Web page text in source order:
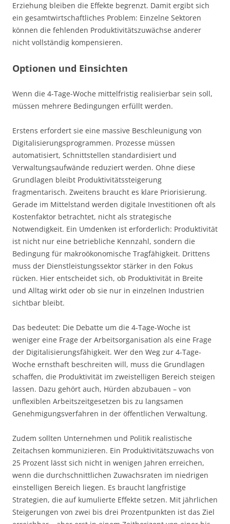
Erziehung bleiben die Effekte begrenzt. Damit ergibt sich
ein gesamtwirtschaftliches Problem: Einzelne Sektoren
können die fehlenden Produktivitätszuwächse anderer
nicht vollständig kompensieren.
Optionen und Einsichten
Wenn die 4-Tage-Woche mittelfristig realisierbar sein soll,
müssen mehrere Bedingungen erfüllt werden.
Erstens erfordert sie eine massive Beschleunigung von
Digitalisierungsprogrammen. Prozesse müssen
automatisiert, Schnittstellen standardisiert und
Verwaltungsaufwände reduziert werden. Ohne diese
Grundlagen bleibt Produktivitätssteigerung
fragmentarisch. Zweitens braucht es klare Priorisierung.
Gerade im Mittelstand werden digitale Investitionen oft als
Kostenfaktor betrachtet, nicht als strategische
Notwendigkeit. Ein Umdenken ist erforderlich: Produktivität
ist nicht nur eine betriebliche Kennzahl, sondern die
Bedingung für makroökonomische Tragfähigkeit. Drittens
muss der Dienstleistungssektor stärker in den Fokus
rücken. Hier entscheidet sich, ob Produktivität in Breite
und Alltag wirkt oder ob sie nur in einzelnen Industrien
sichtbar bleibt.
Das bedeutet: Die Debatte um die 4-Tage-Woche ist
weniger eine Frage der Arbeitsorganisation als eine Frage
der Digitalisierungsfähigkeit. Wer den Weg zur 4-Tage-
Woche ernsthaft beschreiten will, muss die Grundlagen
schaffen, die Produktivität im zweistelligen Bereich steigen
lassen. Dazu gehört auch, Hürden abzubauen – von
unflexiblen Arbeitszeitgesetzen bis zu langsamen
Genehmigungsverfahren in der öffentlichen Verwaltung.
Zudem sollten Unternehmen und Politik realistische
Zeitachsen kommunizieren. Ein Produktivitätszuwachs von
25 Prozent lässt sich nicht in wenigen Jahren erreichen,
wenn die durchschnittlichen Zuwachsraten im niedrigen
einstelligen Bereich liegen. Es braucht langfristige
Strategien, die auf kumulierte Effekte setzen. Mit jährlichen
Steigerungen von zwei bis drei Prozentpunkten ist das Ziel